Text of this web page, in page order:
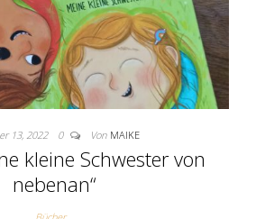
13, 2022 0 Von MAIKE
kleine Schwester von
nebenan“